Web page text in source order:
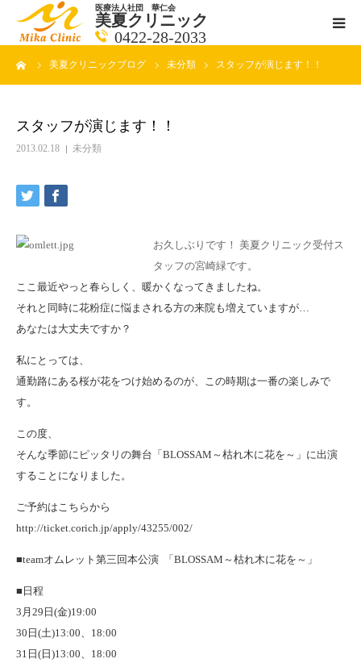
医療法人社団 華仁会
美夏クリニック
0422-28-2033
美夏クリニックブログ 未分類 スタッフが演じます！！
スタッフが演じます！！
2013.02.18 未分類
お久しぶりです！ 美夏クリニック受付ス
タッフの宮崎緑です。
ここ最近やっと春らしく、暖かくなってきましたね。
それと同時に花粉症に悩まされる方の来院も増えていますが…
あなたは大丈夫ですか？
私にとっては、
通勤路にある桜が花をつけ始めるのが、この時期は一番の楽しみで
す。
この度、
そんな季節にピッタリの舞台「BLOSSAM～枯れ木に花を～」に出演
することになりました。
ご予約はこちらから
http://ticket.corich.jp/apply/43255/002/
■teamオムレット第三回本公演 「BLOSSAM～枯れ木に花を～」
■日程
3月29日(金)19:00
30日(土)13:00、18:00
31日(日)13:00、18:00
医師紹介
アクセス
メールで相談